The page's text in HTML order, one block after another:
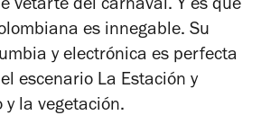
vetarte del carnaval. Y es que
es innegable. Su
y electrónica es perfecta
escenario La Estación y
la vegetación.